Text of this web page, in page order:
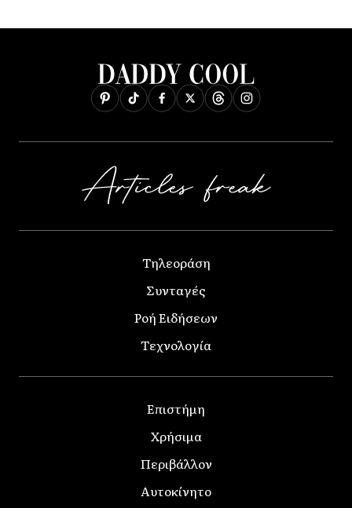
Τηλεοράση
Συνταγές
Ροή Ειδήσεων
Τεχνολογία
Επιστήμη
Χρήσιμα
Περιβάλλον
Αυτοκίνητο